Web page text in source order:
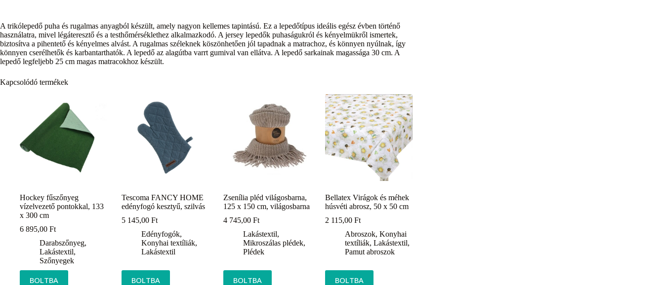
A trikólepedő puha és rugalmas anyagból készült, amely nagyon kellemes tapintású. Ez a lepedőtípus ideális egész évben történő
használatra, mivel légáteresztő és a testhőmérséklethez alkalmazkodó. A jersey lepedők puhaságukról és kényelmükről ismertek,
biztosítva a pihentető és kényelmes alvást. A rugalmas széleknek köszönhetően jól tapadnak a matrachoz, és könnyen nyúlnak, így
könnyen cserélhetők és karbantarthatók. A lepedő az alagútba varrt gumival van ellátva. A lepedő sarkainak magassága 30 cm. A
lepedő legfeljebb 25 cm magas matracokhoz készült.
Kapcsolódó termékek
Hockey fűszőnyeg
vízelvezető pontokkal, 133
x 300 cm
6 895,00 Ft
Darabszőnyeg,
Lakástextil,
Szőnyegek
BOLTBA
Tescoma FANCY HOME
edényfogó kesztyű, szilvás
5 145,00Ft
Edényfogók,
Konyhai textíliák,
Lakástextil
BOLTBA
Zsenília pléd világosbarna,
125 x 150 cm, világosbarna
4 745,00Ft
Lakástextil,
Mikroszálas plédek,
Plédek
BOLTBA
Bellatex Virágok és méhek
húsvéti abrosz, 50 x 50 cm
2 115,00Ft
Abroszok,Konyhai
textíliák,Lakástextil,
Pamut abroszok
BOLTBA